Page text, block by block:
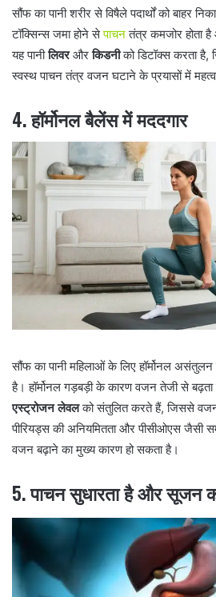
सौंफ का पानी शरीर से विषैले पदार्थों को बाहर
टॉक्सिन्स जमा होने सेपाचनतंत्र कमजोर होता
यह पानीलिवरऔरकिडनीको डिटॉक्स करता
स्वस्थ पाचन तंत्र वजन घटाने के प्रयासों में
4.हॉर्मोनल बैलेंस में मददगार
सौंफ का पानी महिलाओं के लिए हॉर्मोनल
है। हॉर्मोनल गड़बड़ी के कारण वजन तेजी से
एस्ट्रोजन लेवलको संतुलित करते हैं, जिससे
पीरियड्स की अनियमितता और पीसीओएस जैसी
वजन बढ़ाने का मुख्य कारण हो सकता है।
5.पाचन सुधारता है और सूजन